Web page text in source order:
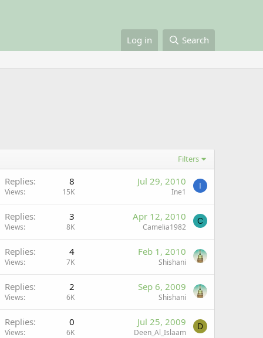
Log in Search
Filters
Replies 8
Views 15K
Jul 29, 2010
Ine1
I
Replies 3
Views 8K
Apr 12, 2010
Camelia1982
C
Replies 4
Views 7K
Feb 1, 2010
Shishani
Replies 2
Views 6K
Sep 6, 2009
Shishani
Replies 0
Views 6K
Jul 25, 2009
Deen_Al_Islaam
D